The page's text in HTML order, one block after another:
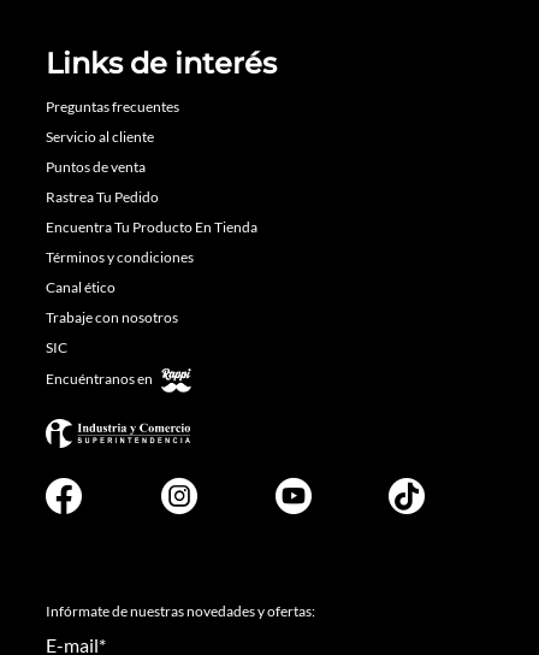
Links de interés
Preguntas frecuentes
Servicio al cliente
Puntos de venta
Rastrea Tu Pedido
Encuentra Tu Producto En Tienda
Términos y condiciones
Canal ético
Trabaje con nosotros
SIC
Encuéntranos en
Infórmate de nuestras novedades y ofertas:
E-mail*